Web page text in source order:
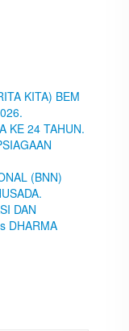
KITA) BEM
KE 24 TAHUN.
(BNN)
DAN
DHARMA